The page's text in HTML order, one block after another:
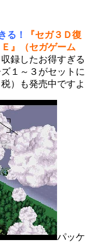
る！
『セガ３Ｄ復
』（セガゲーム
録したお得すぎる
１～３がセットに
）も発売中ですよ
パッケ